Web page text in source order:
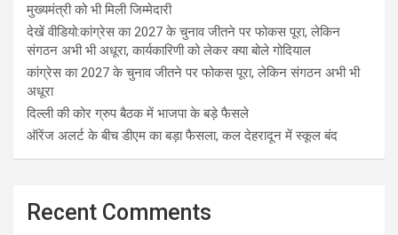
मुख्यमंत्री को भी मिली जिम्मेदारी
देखें वीडियो:कांग्रेस का 2027 के चुनाव जीतने पर फोकस पूरा, लेकिन
संगठन अभी भी अधूरा, कार्यकारिणी को लेकर क्या बोले गोदियाल
कांग्रेस का 2027 के चुनाव जीतने पर फोकस पूरा, लेकिन संगठन अभी भी
अधूरा
दिल्ली की कोर ग्रुप बैठक में भाजपा के बड़े फैसले
ऑरेंज अलर्ट के बीच डीएम का बड़ा फैसला, कल देहरादून में स्कूल बंद
Recent Comments